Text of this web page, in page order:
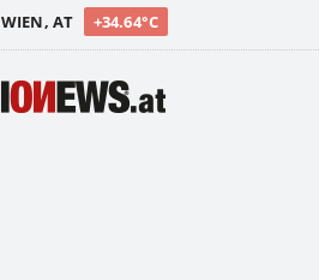
WIEN, AT +34.64°C